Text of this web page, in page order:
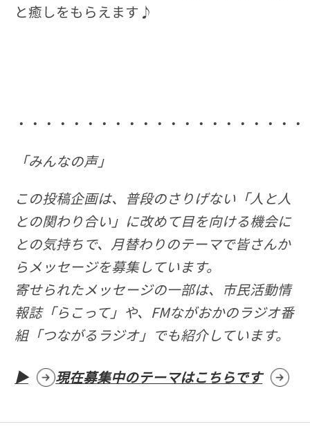
と癒しをもらえます♪
・・・・・・・・・・・・・・・・・・・・・
「みんなの声」
この投稿企画は、普段のさりげない「人と人
との関わり合い」に改めて目を向ける機会に
との気持ちで、月替わりのテーマで皆さんか
らメッセージを募集しています。
寄せられたメッセージの一部は、市民活動情
報誌「らこって」や、FMながおかのラジオ番
組「つながるラジオ」でも紹介しています。
▶ 現在募集中のテーマはこちらです